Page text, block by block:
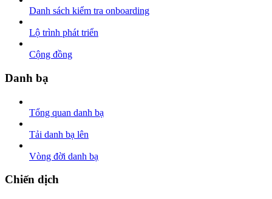
Danh sách kiểm tra onboarding
Lộ trình phát triển
Cộng đồng
Danh bạ
Tổng quan danh bạ
Tải danh bạ lên
Vòng đời danh bạ
Chiến dịch